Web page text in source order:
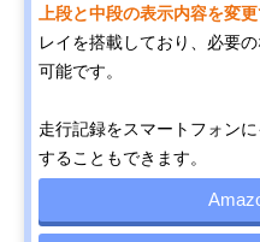
上段と中段の表示内容を変
レイを搭載しており、必要
可能です。
走行記録をスマートフォン
することもできます。